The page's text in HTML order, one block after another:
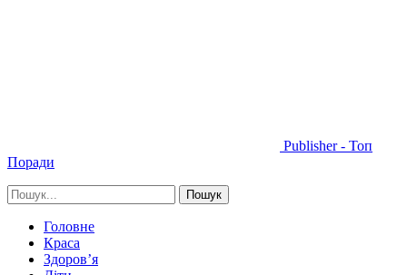
Publisher - Топ
Поради
Головне
Краса
Здоров’я